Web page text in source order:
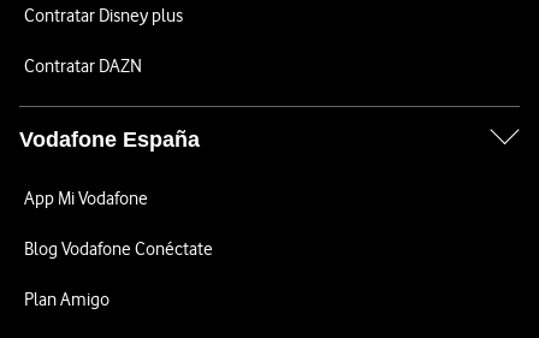
Contratar Disney plus
Contratar DAZN
Vodafone España
App Mi Vodafone
Blog Vodafone Conéctate
Plan Amigo